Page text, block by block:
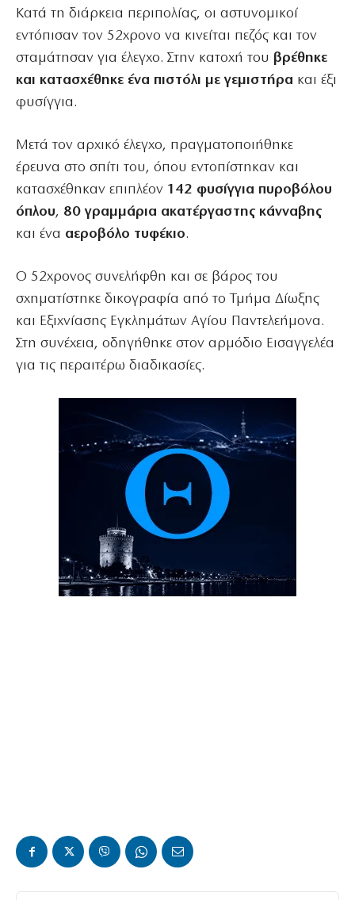
Κατά τη διάρκεια περιπολίας, οι αστυνομικοί
εντόπισαν τον 52χρονο να κινείται πεζός και τον
σταμάτησαν για έλεγχο. Στην κατοχή του βρέθηκε
και κατασχέθηκε ένα πιστόλι με γεμιστήρα και έξι
φυσίγγια.
Μετά τον αρχικό έλεγχο, πραγματοποιήθηκε
έρευνα στο σπίτι του, όπου εντοπίστηκαν και
κατασχέθηκαν επιπλέον 142 φυσίγγια πυροβόλου
όπλου, 80 γραμμάρια ακατέργαστης κάνναβης
και ένα αεροβόλο τυφέκιο.
Ο 52χρονος συνελήφθη και σε βάρος του
σχηματίστηκε δικογραφία από το Τμήμα Δίωξης
και Εξιχνίασης Εγκλημάτων Αγίου Παντελεήμονα.
Στη συνέχεια, οδηγήθηκε στον αρμόδιο Εισαγγελέα
για τις περαιτέρω διαδικασίες.